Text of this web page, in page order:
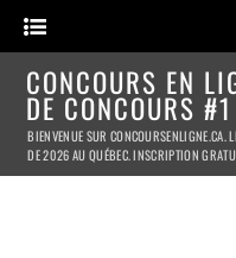
CONCOURS EN
DE CONCOURS
BIENVENUE SUR CONCOURSENLIGNE.CA.
DE 2026 AU QUÉBEC. INSCRIPTION